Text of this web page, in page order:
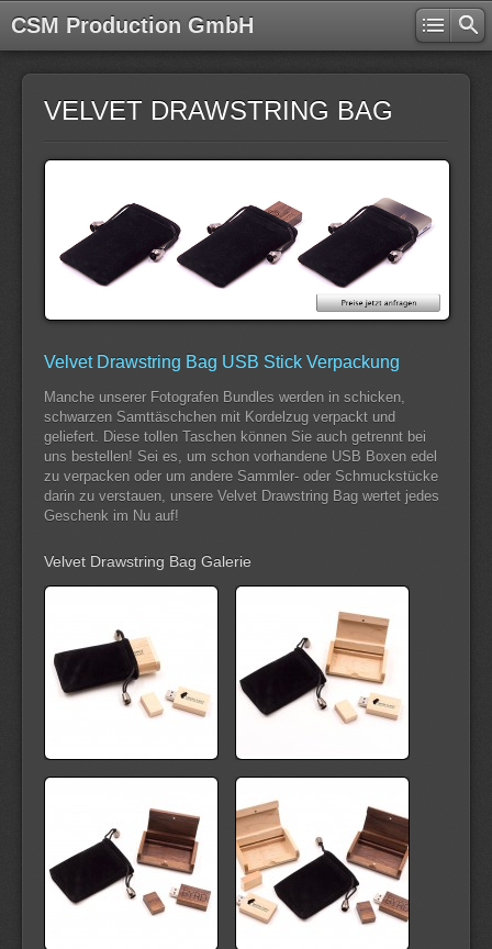
CSM Production GmbH
VELVET DRAWSTRING BAG
Velvet Drawstring Bag USB Stick Verpackung
Manche unserer Fotografen Bundles werden in schicken,
schwarzen Samttäschchen mit Kordelzug verpackt und
geliefert. Diese tollen Taschen können Sie auch getrennt bei
uns bestellen! Sei es, um schon vorhandene USB Boxen edel
zu verpacken oder um andere Sammler- oder Schmuckstücke
darin zu verstauen, unsere Velvet Drawstring Bag wertet jedes
Geschenk im Nu auf!
Velvet Drawstring Bag Galerie